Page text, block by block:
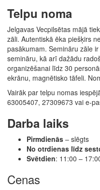
Telpu noma
Jelgavas Vecpilsētas mājā
zāli. Autentiskā ēka piešķirs
pasākumam. Semināru zāle
semināru, kā arī dažādu
organizēšanai līdz 30
ekrānu, magnētisko tāfeli.
Vairāk par telpu nomas
63005407, 27309673 vai e-
Darba laiks
Pirmdienās – slēgts
No otrdienas līdz
Svētdien: 11:00 –
Cenas